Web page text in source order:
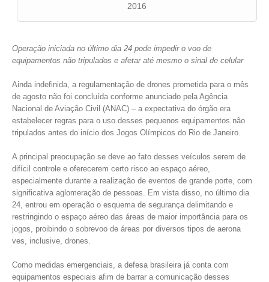
2016
Operação iniciada no último dia 24 pode impedir o voo de
equipamentos não tripulados e afetar até mesmo o sinal de celular
Ainda indefinida, a regulamentação de drones prometida para o mês
de agosto não foi concluída conforme anunciado pela Agência
Nacional de Aviação Civil (ANAC) – a expectativa do órgão era
estabelecer regras para o uso desses pequenos equipamentos não
tripulados antes do início dos Jogos Olímpicos do Rio de Janeiro.
A principal preocupação se deve ao fato desses veículos serem de
difícil controle e oferecerem certo risco ao espaço aéreo,
especialmente durante a realização de eventos de grande porte, com
significativa aglomeração de pessoas. Em vista disso, no último dia
24, entrou em operação o esquema de segurança delimitando e
restringindo o espaço aéreo das áreas de maior importância para os
jogos, proibindo o sobrevoo de áreas por diversos tipos de aerona
ves, inclusive, drones.
Como medidas emergenciais, a defesa brasileira já conta com
equipamentos especiais afim de barrar a comunicação desses